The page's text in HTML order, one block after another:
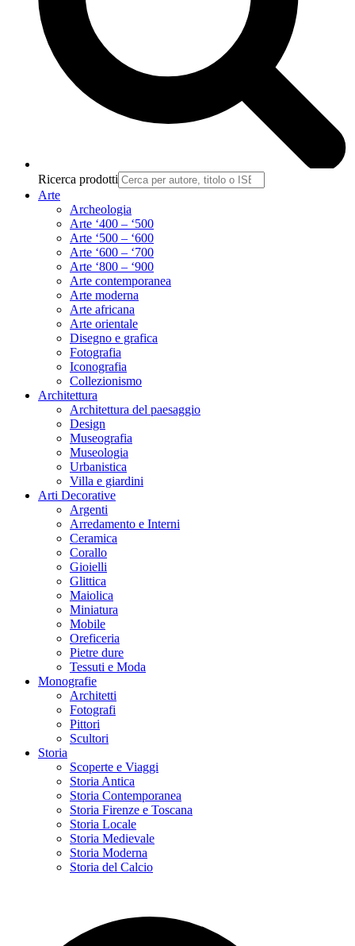
Ricerca prodotti
Arte
Archeologia
Arte ‘400 – ‘500
Arte ‘500 – ‘600
Arte ‘600 – ‘700
Arte ‘800 – ‘900
Arte contemporanea
Arte moderna
Arte africana
Arte orientale
Disegno e grafica
Fotografia
Iconografia
Collezionismo
Architettura
Architettura del paesaggio
Design
Museografia
Museologia
Urbanistica
Villa e giardini
Arti Decorative
Argenti
Arredamento e Interni
Ceramica
Corallo
Gioielli
Glittica
Maiolica
Miniatura
Mobile
Oreficeria
Pietre dure
Tessuti e Moda
Monografie
Architetti
Fotografi
Pittori
Scultori
Storia
Scoperte e Viaggi
Storia Antica
Storia Contemporanea
Storia Firenze e Toscana
Storia Locale
Storia Medievale
Storia Moderna
Storia del Calcio